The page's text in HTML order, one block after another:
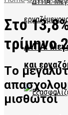
ΔΥΠΑ:
και
Στο
τρίμηνο
Tο
μισθωτοί